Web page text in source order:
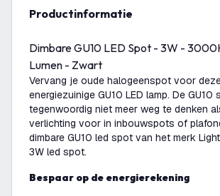
productinformatie
Dimbare GU10 LED Spot - 3W -
Lumen - Zwart
Vervang je oude halogeenspot voor
energiezuinige GU10 LED lamp. De GU10
tegenwoordig niet meer weg te denken
verlichting voor in inbouwspots of
dimbare GU10 led spot van het merk
3W led spot.
Bespaar op de energierekening